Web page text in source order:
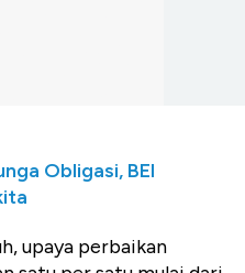
Obligasi, BEI
upaya perbaikan